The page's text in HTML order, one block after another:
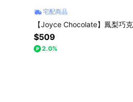
宅配商品
【Joyce Chocolate】鳳梨巧
$509
2.0%